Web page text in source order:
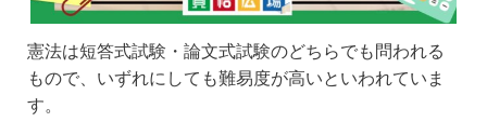
憲法は短答式試験・論文式試験のどちらでも問われる
もので、いずれにしても難易度が高いといわれていま
す。